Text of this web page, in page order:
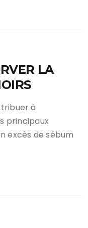
LA
à
principaux
excès de sébum